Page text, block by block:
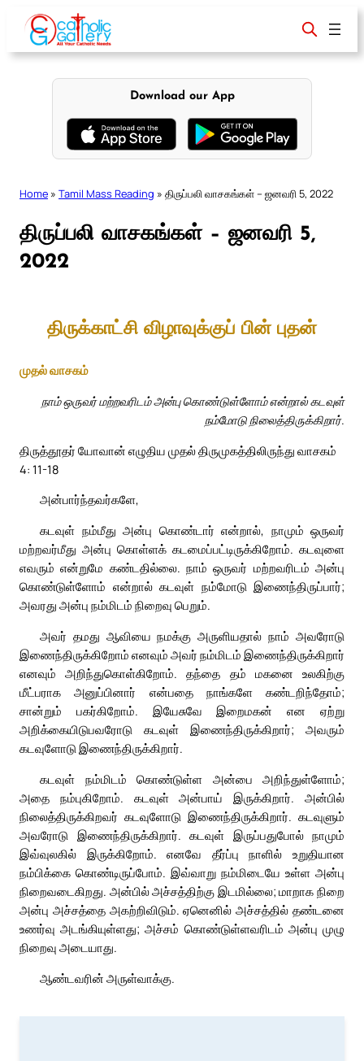
content
Download our App
Home » Tamil Mass Reading » திருப்பலி வாசகங்கள் – ஜனவரி 5, 2022
திருப்பலி வாசகங்கள் – ஜனவரி 5,
2022
திருக்காட்சி விழாவுக்குப் பின் புதன்
முதல் வாசகம்
நாம் ஒருவர் மற்றவரிடம் அன்பு கொண்டுள்ளோம் என்றால் கடவுள்
நம்மோடு நிலைத்திருக்கிறார்.
திருத்தூதர் யோவான் எழுதிய முதல் திருமுகத்திலிருந்து வாசகம்
4: 11-18
அன்பார்ந்தவர்களே,
கடவுள் நம்மீது அன்பு கொண்டார் என்றால், நாமும் ஒருவர்
மற்றவர்மீது அன்பு கொள்ளக் கடமைப்பட்டிருக்கிறோம். கடவுளை
எவரும் என்றுமே கண்டதில்லை. நாம் ஒருவர் மற்றவரிடம் அன்பு
கொண்டுள்ளோம் என்றால் கடவுள் நம்மோடு இணைந்திருப்பார்;
அவரது அன்பு நம்மிடம் நிறைவு பெறும்.
அவர் தமது ஆவியை நமக்கு அருளியதால் நாம் அவரோடு
இணைந்திருக்கிறோம் எனவும் அவர் நம்மிடம் இணைந்திருக்கிறார்
எனவும் அறிந்துகொள்கிறோம். தந்தை தம் மகனை உலகிற்கு
மீட்பராக அனுப்பினார் என்பதை நாங்களே கண்டறிந்தோம்;
சான்றும் பகர்கிறோம். இயேசுவே இறைமகன் என ஏற்று
அறிக்கையிடுபவரோடு கடவுள் இணைந்திருக்கிறார்; அவரும்
கடவுளோடு இணைந்திருக்கிறார்.
கடவுள் நம்மிடம் கொண்டுள்ள அன்பை அறிந்துள்ளோம்;
அதை நம்புகிறோம். கடவுள் அன்பாய் இருக்கிறார். அன்பில்
நிலைத்திருக்கிறவர் கடவுளோடு இணைந்திருக்கிறார். கடவுளும்
அவரோடு இணைந்திருக்கிறார். கடவுள் இருப்பதுபோல் நாமும்
இவ்வுலகில் இருக்கிறோம். எனவே தீர்ப்பு நாளில் உறுதியான
நம்பிக்கை கொண்டிருப்போம். இவ்வாறு நம்மிடையே உள்ள அன்பு
நிறைவடைகிறது. அன்பில் அச்சத்திற்கு இடமில்லை; மாறாக நிறை
அன்பு அச்சத்தை அகற்றிவிடும். ஏனெனில் அச்சத்தில் தண்டனை
உணர்வு அடங்கியுள்ளது; அச்சம் கொண்டுள்ளவரிடம் அன்பு முழு
நிறைவு அடையாது.
ஆண்டவரின் அருள்வாக்கு.